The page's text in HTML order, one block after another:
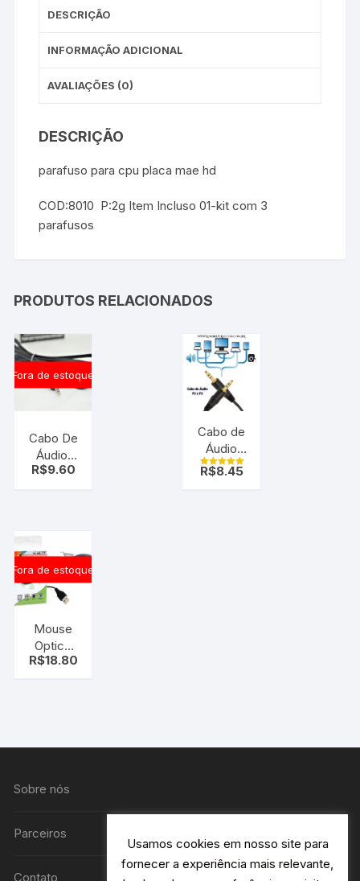
DESCRIÇÃO
INFORMAÇÃO ADICIONAL
AVALIAÇÕES (0)
DESCRIÇÃO
parafuso para cpu placa mae hd
COD:8010 P:2g Item Incluso 01-kit com 3
parafusos
PRODUTOS RELACIONADOS
Fora de estoque
Cabo De
Áudio,
Estéreo
R$9.60
Cabo de
Áudio
P2xP2
Avaliação
R$8.45
Fora de estoque
Mouse
Optico
com led
R$18.80
Sobre nós
Parceiros
Contato
Usamos cookies em nosso site para
fornecer a experiência mais relevante,